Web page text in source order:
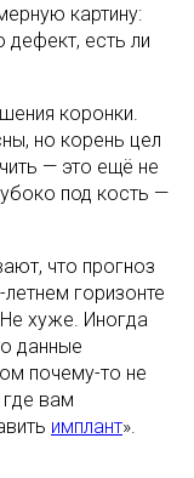
картину:
дефект, есть ли
коронки.
но корень цел
— это ещё не
под кость —
что прогноз
горизонте
хуже. Иногда
данные
почему-то не
где вам
имплант».